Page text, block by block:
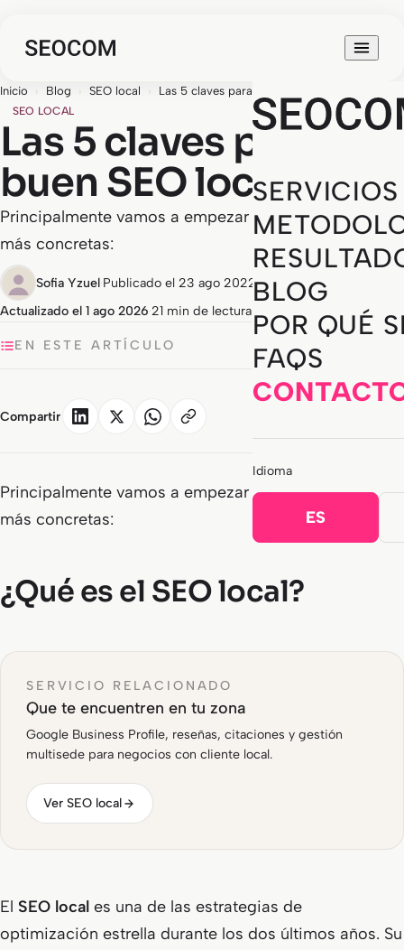
SERVICIOS
BLOG
POR QUÉ
FAQS
Idioma
ES
Inicio › Blog › SEO local ›
Las 5 claves para un buen SEO local
SEO LOCAL
Las 5 claves para un
buen SEO local
Principalmente vamos a empezar por las preguntas
más concretas:
Sofia Yzuel·Publicado el 23 ago 2022·
Actualizado el 1 ago 2026·21 min de lectura
EN ESTE ARTÍCULO
Compartir
Principalmente vamos a empezar por las preguntas
más concretas:
¿Qué es el SEO local?
SERVICIO RELACIONADO
Que te encuentren en tu zona
Google Business Profile, reseñas, citaciones y gestión
multisede para negocios con cliente local.
Ver SEO local
El SEO local es una de las estrategias de
optimización estrella durante los dos últimos años. Su